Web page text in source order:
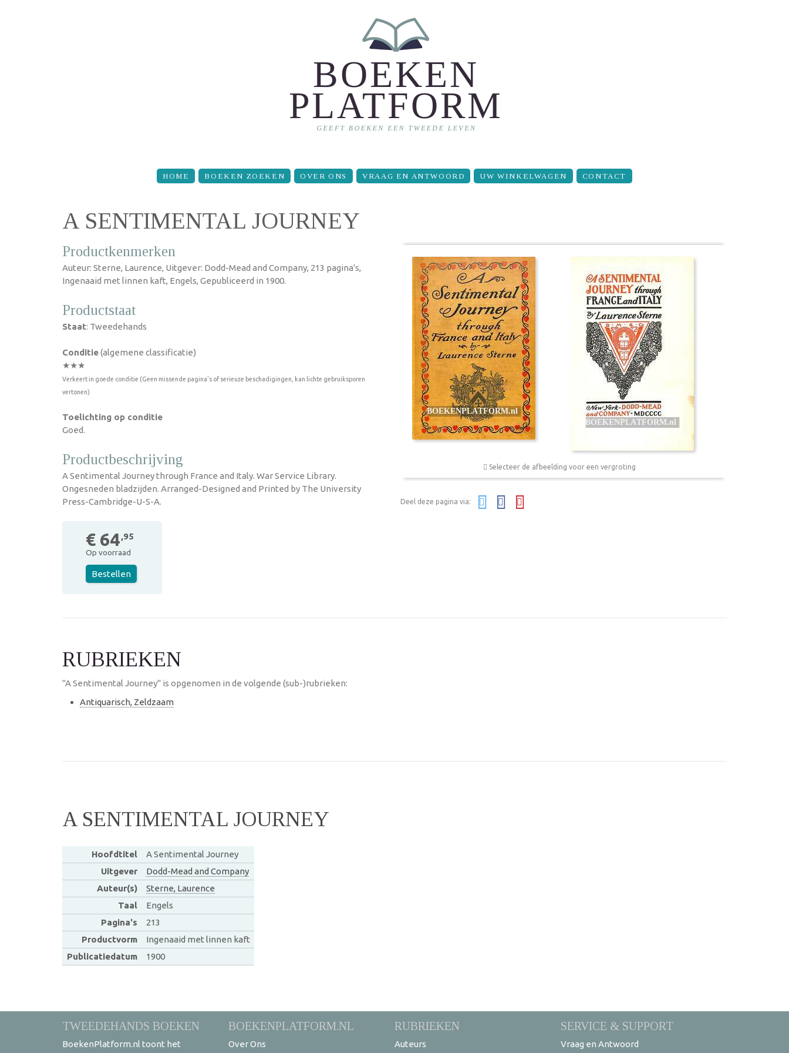
HOME BOEKEN ZOEKEN OVER ONS VRAAG EN ANTWOORD UW WINKELWAGEN CONTACT
A SENTIMENTAL JOURNEY
Productkenmerken
Auteur: Sterne, Laurence, Uitgever: Dodd-Mead and Company, 213 pagina's,
Ingenaaid met linnen kaft, Engels, Gepubliceerd in 1900.
Productstaat
Staat: Tweedehands
Conditie(algemene classificatie)
★★★
Verkeert in goede conditie (Geen missende pagina's of serieuze beschadigingen, kan lichte gebruiksporen
vertonen)
Toelichting op conditie
Goed.
Productbeschrijving
A Sentimental Journey through France and Italy. War Service Library.
Ongesneden bladzijden. Arranged-Designed and Printed by The University
Press-Cambridge-U-S-A.
€ 64,95
Op voorraad
Bestellen
Selecteer de afbeelding voor een vergroting
Deel deze pagina via:
RUBRIEKEN
"A Sentimental Journey" is opgenomen in de volgende (sub-)rubrieken:
Antiquarisch, Zeldzaam
A SENTIMENTAL JOURNEY
Hoofdtitel
A Sentimental Journey
Uitgever
Dodd-Mead and Company
Auteur(s)
Sterne, Laurence
Taal
Engels
Pagina's
213
Productvorm
Ingenaaid met linnen kaft
Publicatiedatum
1900
TWEEDEHANDS BOEKEN
BoekenPlatform.nl toont het
BOEKENPLATFORM.NL
Over Ons
RUBRIEKEN
Auteurs
SERVICE & SUPPORT
Vraag en Antwoord